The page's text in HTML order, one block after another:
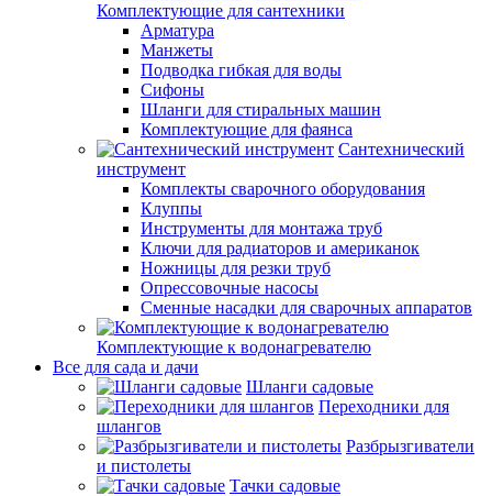
Комплектующие для сантехники
Арматура
Манжеты
Подводка гибкая для воды
Сифоны
Шланги для стиральных машин
Комплектующие для фаянса
Сантехнический
инструмент
Комплекты сварочного оборудования
Клуппы
Инструменты для монтажа труб
Ключи для радиаторов и американок
Ножницы для резки труб
Опрессовочные насосы
Сменные насадки для сварочных аппаратов
Комплектующие к водонагревателю
Все для сада и дачи
Шланги садовые
Переходники для
шлангов
Разбрызгиватели
и пистолеты
Тачки садовые